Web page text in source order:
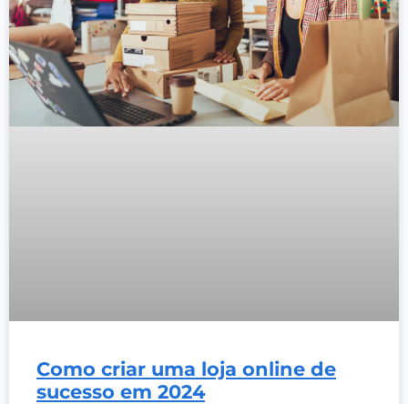
Como criar uma loja online de
sucesso em 2024